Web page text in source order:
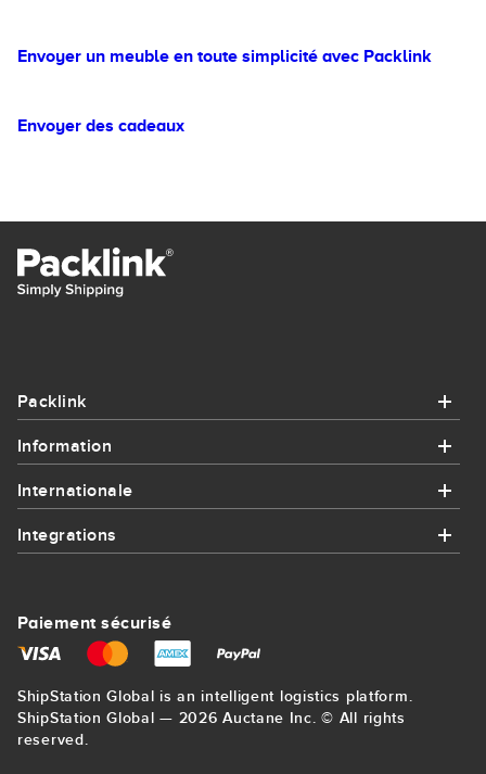
Envoyer un meuble en toute simplicité avec Packlink
Envoyer des cadeaux
Packlink
Sitemap
Conditions Générales
Information
Intégrations
Poids volumétrique
Suivi de colis
Internationale
Internationale
Envoi de Colis en France
Send parcel to USA
Send parcel to Germany
Integrations
Amazon
eBay
Paiement sécurisé
ShipStation Global is an intelligent logistics platform.
ShipStation Global — 2026 Auctane Inc. © All rights
reserved.